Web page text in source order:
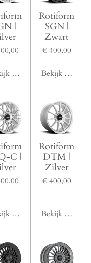
|
details
Rotiform
SGN |
Zwart
€ 400,00
Bekijk details
C |
details
Rotiform
DTM |
Zilver
€ 400,00
Bekijk details